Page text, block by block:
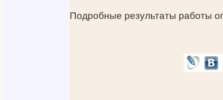
Подробные результаты работы